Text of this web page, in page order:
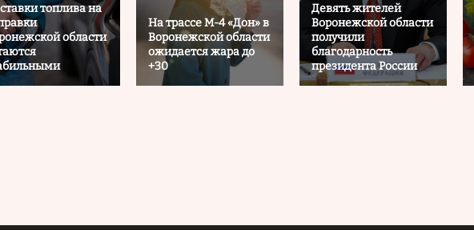
топлива на
области
На трассе М-4 «Дон» в
Воронежской области
ожидается жара до
+30
Девять жителей
Воронежской области
получили
благодарность
президента России